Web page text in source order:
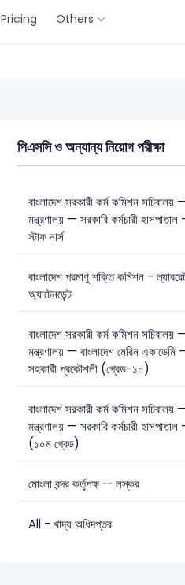
Pricing Others
সাধারণ জ্ঞান: 12 সাধারণ
পিএসসি ও অন্যান্য নিয়োগ পরীক্ষা
বাংলাদেশ সরকারী কর্ম কমিশন
মন্ত্রণালয় — সরকারি কর্মচারী
স্টাফ নার্স
বাংলাদেশ পরমাণু শক্তি কমিশন -
অ্যাটেনডেন্ট
বাংলাদেশ সরকারী কর্ম কমিশন সচিবালয়
মন্ত্রণালয় — বাংলাদেশ মেরিন
সহকারী প্রকৌশলী (গ্রেড-১০)
বাংলাদেশ সরকারী কর্ম কমিশন
মন্ত্রণালয় — সরকারি কর্মচারী হাসপাতাল
(১০ম গ্রেড)
মোংলা বন্দর কর্তৃপক্ষ — লস্কর
All - খাদ্য অধিদপ্তর